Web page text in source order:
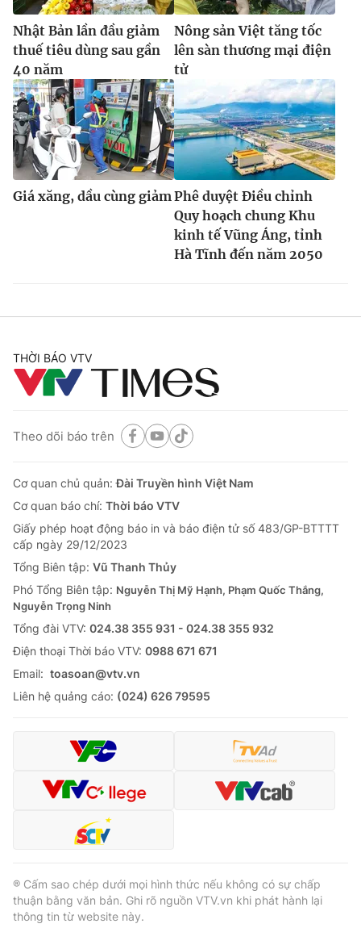
Nhật Bản lần đầu giảm
thuế tiêu dùng sau gần
40 năm
Nông sản Việt tăng tốc
lên sàn thương mại điện
tử
Giá xăng, dầu cùng giảmPhê duyệt Điều chỉnh
Quy hoạch chung Khu
kinh tế Vũng Áng, tỉnh
Hà Tĩnh đến năm 2050
THỜI BÁO VTV
Theo dõi báo trên
Cơ quan chủ quản:Đài Truyền hình Việt Nam
Cơ quan báo chí: Thời báo VTV
Giấy phép hoạt động báo in và báo điện tử số 483/GP-BTTTT
cấp ngày 29/12/2023
Tổng Biên tập: Vũ Thanh Thủy
Phó Tổng Biên tập: Nguyễn Thị Mỹ Hạnh, Phạm Quốc Thắng,
Nguyễn Trọng Ninh
Tổng đài VTV: 024.38 355 931 - 024.38 355 932
Ðiện thoại Thời báo VTV: 0988 671 671
Email: toasoan@vtv.vn
Liên hệ quảng cáo: (024) 626 79595
® Cấm sao chép dưới mọi hình thức nếu không có sự chấp
thuận bằng văn bản. Ghi rõ nguồn VTV.vn khi phát hành lại
thông tin từ website này.